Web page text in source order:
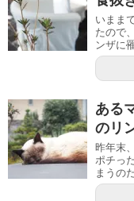
いまま
たので
ンザに
ある
のリ
昨年末
ポチっ
まうの